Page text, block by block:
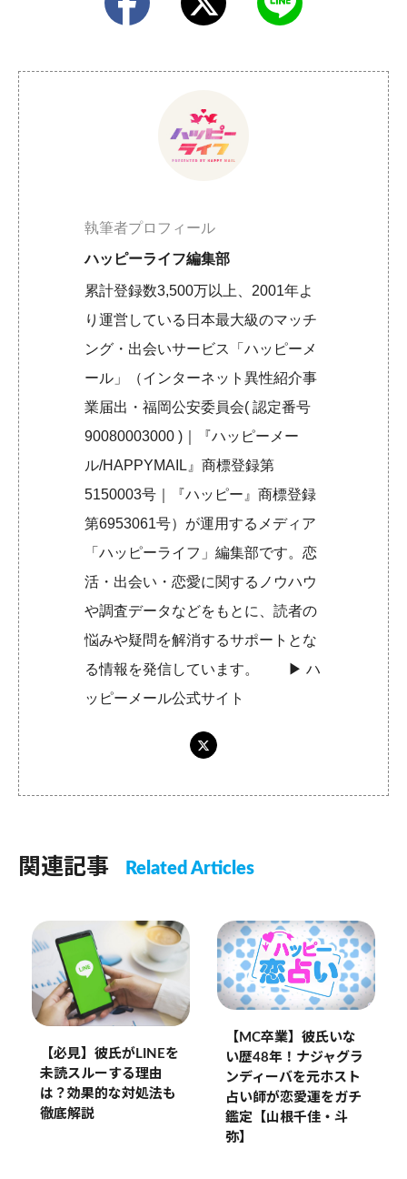
執筆者プロフィール
ハッピーライフ編集部
累計登録数3,500万以上、2001年よ
り運営している日本最大級のマッチ
ング・出会いサービス「ハッピーメ
ール」（インターネット異性紹介事
業届出・福岡公安委員会( 認定番号
90080003000 )｜『ハッピーメー
ル/HAPPYMAIL』商標登録第
5150003号｜『ハッピー』商標登録
第6953061号）が運用するメディア
「ハッピーライフ」編集部です。恋
活・出会い・恋愛に関するノウハウ
や調査データなどをもとに、読者の
悩みや疑問を解消するサポートとな
る情報を発信しています。 ▶︎ハ
ッピーメール公式サイト
関連記事 Related Articles
【必見】彼氏がLINEを
未読スルーする理由
は？効果的な対処法も
徹底解説
【MC卒業】彼氏いな
い歴48年！ナジャグラ
ンディーバを元ホスト
占い師が恋愛運をガチ
鑑定【山根千佳・斗
弥】